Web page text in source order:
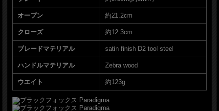
オープン 約21.2cm
クローズ 約12.3cm
ブレードマテリアル satin finish D2 tool steel
ハンドルマテリアル Zebra wood
ウエイト 約123g